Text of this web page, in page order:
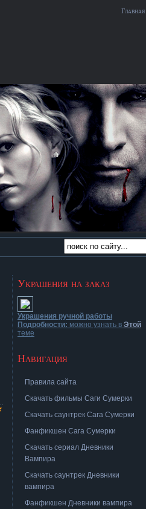
Главная
Украшения на заказ
Украшения ручной работы
Подробности: можно узнать в Этой
теме
Навигация
Правила сайта
Скачать фильмы Саги Сумерки
Скачать саунтрек Сага Сумерки
Фанфикшен Сага Сумерки
Скачать сериал Дневники
Вампира
Скачать саунтрек Дневники
вампира
Фанфикшен Дневники вампира